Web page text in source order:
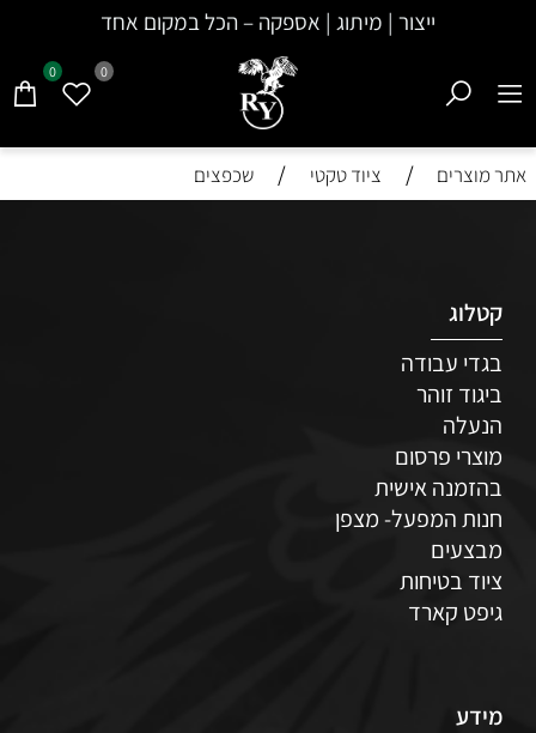
ייצור | מיתוג | אספקה – הכל במקום אחד
0 0
אתר מוצרים / ציוד טקטי / שכפצים
קטלוג
בגדי עבודה
ביגוד זוהר
הנעלה
מוצרי פרסום
בהזמנה אישית
חנות המפעל- מצפן
מבצעים
ציוד בטיחות
גיפט קארד
מידע